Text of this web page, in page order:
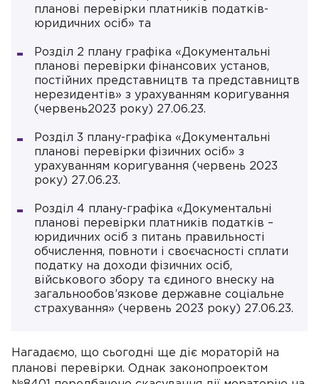
планові перевірки платників податків-
юридичних осіб» та
Розділ 2 плану графіка «Документальні
планові перевірки фінансових установ,
постійних представництв та представництв
нерезидентів» з урахуванням коригування
(червень2023 року) 27.06.23.
Розділ 3 плану-графіка «Документальні
планові перевірки фізичних осіб» з
урахуванням коригування (червень 2023
року) 27.06.23.
Розділ 4 плану-графіка «Документальні
планові перевірки платників податків –
юридичних осіб з питань правильності
обчислення, повноти і своєчасності сплати
податку на доходи фізичних осіб,
військового збору та єдиного внеску на
загальнообов’язкове державне соціальне
страхування» (червень 2023 року) 27.06.23.
Нагадаємо, що сьогодні ще діє мораторій на
планові перевірки. Однак законопроектом